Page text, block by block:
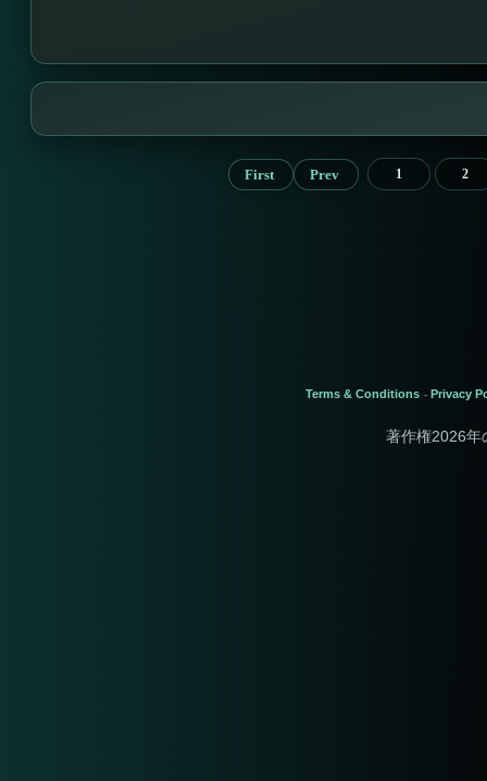
First Prev 1 2
Terms & Conditions - Privacy
著作権2026年